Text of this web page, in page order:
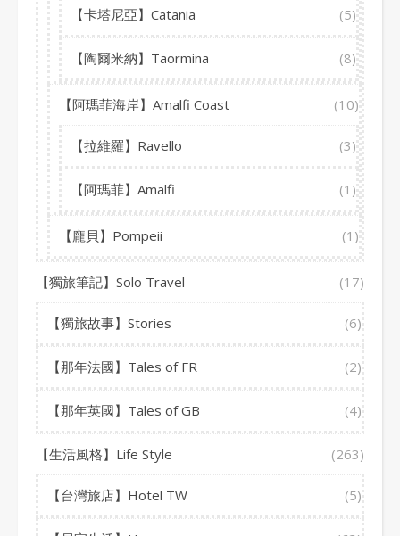
【卡塔尼亞】Catania (5)
【陶爾米納】Taormina (8)
【阿瑪菲海岸】Amalfi Coast (10)
【拉維羅】Ravello (3)
【阿瑪菲】Amalfi (1)
【龐貝】Pompeii (1)
【獨旅筆記】Solo Travel (17)
【獨旅故事】Stories (6)
【那年法國】Tales of FR (2)
【那年英國】Tales of GB (4)
【生活風格】Life Style (263)
【台灣旅店】Hotel TW (5)